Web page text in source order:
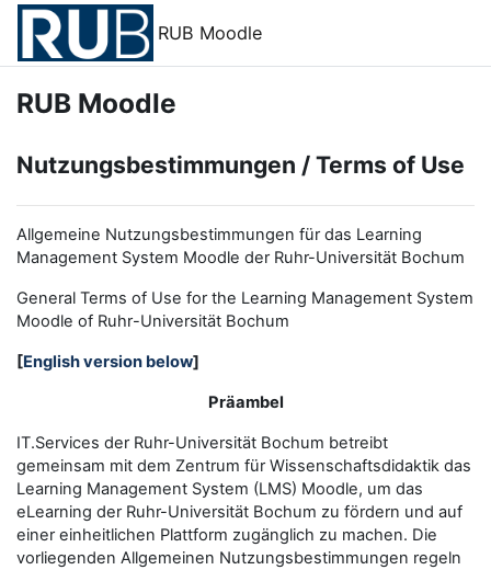
Zum Hauptinhalt
RUB Moodle
RUB Moodle
Nutzungsbestimmungen / Terms of Use
Allgemeine Nutzungsbestimmungen für das Learning
Management System Moodle der Ruhr-Universität Bochum
General Terms of Use for the Learning Management System
Moodle of Ruhr-Universität Bochum
[English version below]
Präambel
IT.Services der Ruhr-Universität Bochum betreibt
gemeinsam mit dem Zentrum für Wissenschaftsdidaktik das
Learning Management System (LMS) Moodle, um das
eLearning der Ruhr-Universität Bochum zu fördern und auf
einer einheitlichen Plattform zugänglich zu machen. Die
vorliegenden Allgemeinen Nutzungsbestimmungen regeln